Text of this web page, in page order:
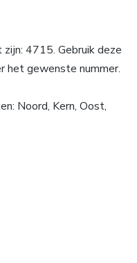
4715. Gebruik deze
het gewenste nummer.
Noord, Kern, Oost,